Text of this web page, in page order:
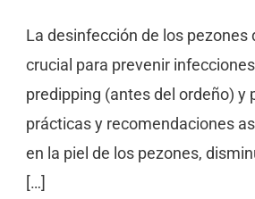
La desinfección de los
crucial para prevenir
predipping (antes del ordeño) y
prácticas y recomendaciones
en la piel de los pezones,
[…]